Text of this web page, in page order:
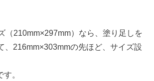
（210mm×297mm）なら、塗り足しを
、216mm×303mmの先ほど、サイズ設
。